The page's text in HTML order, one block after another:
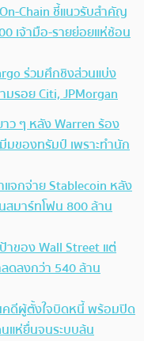
Chain ชี้แนวรับสำคัญ
เจ้ามือ-รายย่อยแห่ช้อน
ร่วมศึกชิงส่วนแบ่ง
มรอย Citi, JPMorgan
ว ๆ หลัง Warren ร้อง
มของทรัมป์ เพราะทำนัก
จกจ่าย Stablecoin หลัง
สมาร์ทโฟน 800 ล้าน
าของ Wall Street แต่
ดลงกว่า 540 ล้าน
คดีผู้ตั้งใจบิดหนี้ พร้อมปิด
แห่ยื่นจนระบบล้น